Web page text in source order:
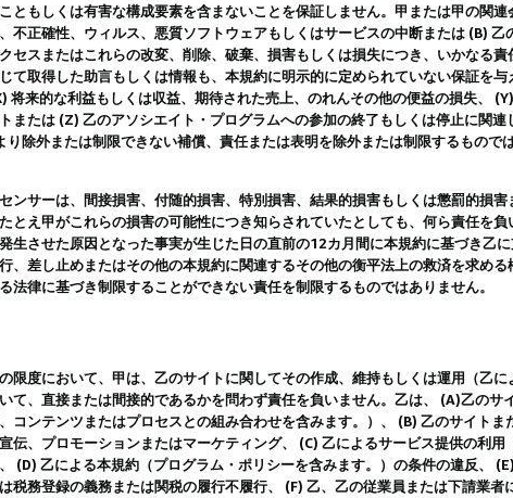
ともしくは有害な構成要素を含まないことを保証しません。甲または甲の関
不正確性、ウィルス、悪質ソフトウェアもしくはサービスの中断または (B)
セスまたはこれらの改変、削除、破棄、損害もしくは損失につき、いかなる
て取得した助言もしくは情報も、本規約に明示的に定められていない保証を
将来的な利益もしくは収益、期待された売上、のれんその他の便益の損失、
または (Z) 乙のアソシエイト・プログラムへの参加の終了もしくは停止に関
除外または制限できない補償、責任または表明を除外または制限するもので
ンサーは、間接損害、付随的損害、特別損害、結果的損害もしくは懲罰的損
とえ甲がこれらの損害の可能性につき知らされていたとしても、何ら責任を
生させた原因となった事実が生じた日の直前の12カ月間に本規約に基づき乙
、差し止めまたはその他の本規約に関連するその他の衡平法上の救済を求め
法律に基づき制限することができない責任を制限するものではありません。
限度において、甲は、乙のサイトに関してその作成、維持もしくは運用（乙
て、直接または間接的であるかを問わず責任を負いません。乙は、 (A)乙の
コンテンツまたはプロセスとの組み合わせを含みます。）、 (B) 乙のサイト
伝、プロモーションまたはマーケティング、 (C) 乙によるサービス提供の利
(D) 乙による本規約（プログラム・ポリシーを含みます。）の条件の違反、
税務登録の義務または関税の履行不履行、 (F) 乙、乙の従業員または下請業